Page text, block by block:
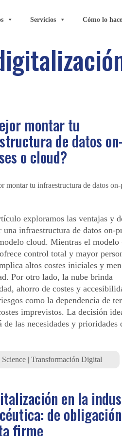
Servicios Cómo lo
montar tu
de datos on-
o cloud?
exploramos las ventajas y
una infraestructura de datos on-
cloud. Mientras el modelo
control total y mayor
altos costes iniciales y
Por otro lado, la nube brinda
ahorro de costes y
como la dependencia de
imprevistos. La decisión
de las necesidades y prioridades
Science | Transformación Digital
en la
de
firme